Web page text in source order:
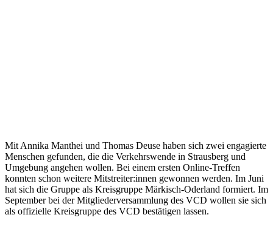
Mit Annika Manthei und Thomas Deuse haben sich zwei engagierte
Menschen gefunden, die die Verkehrswende in Strausberg und
Umgebung angehen wollen. Bei einem ersten Online-Treffen
konnten schon weitere Mitstreiter:innen gewonnen werden. Im Juni
hat sich die Gruppe als Kreisgruppe Märkisch-Oderland formiert. Im
September bei der Mitgliederversammlung des VCD wollen sie sich
als offizielle Kreisgruppe des VCD bestätigen lassen.